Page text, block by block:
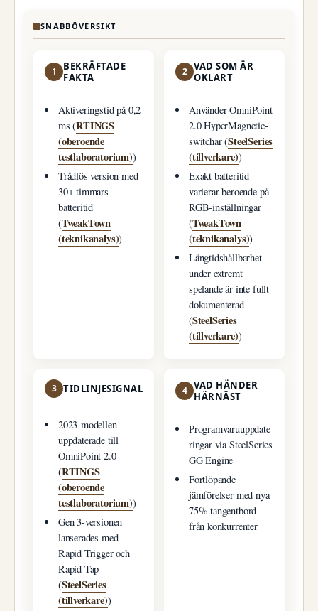
SNABBÖVERSIKT
1
BEKRÄFTADE
FAKTA
Aktiveringstid på 0,2
ms (RTINGS
(oberoende
testlaboratorium))
Trådlös version med
30+ timmars
batteritid
(TweakTown
(teknikanalys))
2 VAD SOM ÄR
OKLART
Använder OmniPoint
2.0 HyperMagnetic-
switchar (SteelSeries
(tillverkare))
Exakt batteritid
varierar beroende på
RGB-inställningar
(TweakTown
(teknikanalys))
Långtidshållbarhet
under extremt
spelande är inte fullt
dokumenterad
(SteelSeries
(tillverkare))
3 TIDLINJESIGNAL
2023-modellen
uppdaterade till
OmniPoint 2.0
(RTINGS
(oberoende
testlaboratorium))
Gen 3-versionen
lanserades med
Rapid Trigger och
Rapid Tap
(SteelSeries
(tillverkare))
4 VAD HÄNDER
HÄRNÄST
Programvaruuppdate
ringar via SteelSeries
GG Engine
Fortlöpande
jämförelser med nya
75%-tangentbord
från konkurrenter